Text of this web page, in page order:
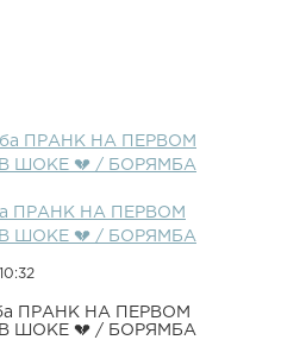
ПРАНК НА ПЕРВОМ
ШОКЕ 💔 / БОРЯМБА
ПРАНК НА ПЕРВОМ
ШОКЕ 💔 / БОРЯМБА
10:32
ПРАНК НА ПЕРВОМ
ШОКЕ 💔 / БОРЯМБА